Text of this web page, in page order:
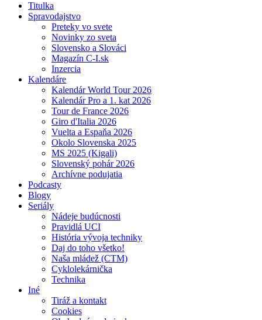
Titulka
Spravodajstvo
Preteky vo svete
Novinky zo sveta
Slovensko a Slováci
Magazín C-I.sk
Inzercia
Kalendáre
Kalendár World Tour 2026
Kalendár Pro a 1. kat 2026
Tour de France 2026
Giro d'Italia 2026
Vuelta a Espaňa 2026
Okolo Slovenska 2025
MS 2025 (Kigali)
Slovenský pohár 2026
Archívne podujatia
Podcasty
Blogy
Seriály
Nádeje budúcnosti
Pravidlá UCI
História vývoja techniky
Daj do toho všetko!
Naša mládež (CTM)
Cyklolekárnička
Technika
Iné
Tiráž a kontakt
Cookies